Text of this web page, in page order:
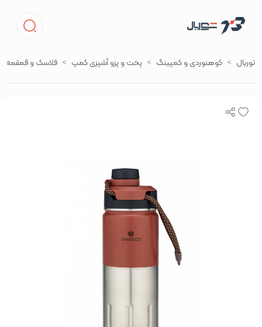
توربال کوهنوردی و کمپینگ پخت و پزو آشپزی کمپ فلاسک و قمقمه